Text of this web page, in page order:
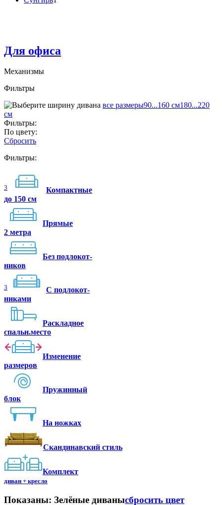
Для офиса
Механизмы
Фильтры
все размеры90...160 см180...220
см
Фильтры:
По цвету:
Сбросить
Фильтры:
3
Компактные
до 150 см
Прямые
2 метра
Без подлокот-
ников
3
C подлокот-
никами
Раскладное
спальн.место
Изменение
размеров
Пружинный
блок
На ножках
Скандинавский стиль
Комплект
диван + кресло
Показаны: Зелёные диванысбросить цвет